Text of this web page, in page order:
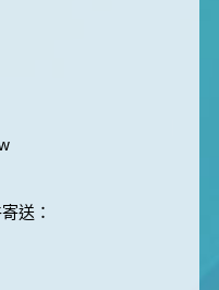
送：